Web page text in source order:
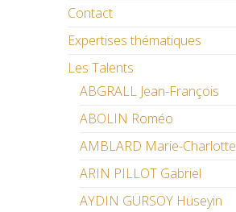
Contact
Expertises thématiques
Les Talents
ABGRALL Jean-François
ABOLIN Roméo
AMBLARD Marie-Charlotte
ARIN PILLOT Gabriel
AYDIN GÜRSOY Hüseyin